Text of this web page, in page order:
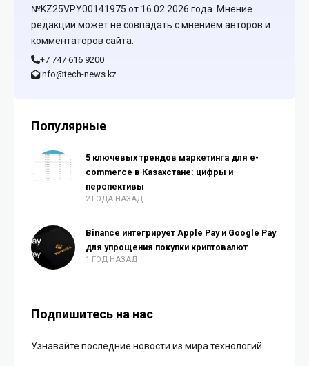
№KZ25VPY00141975 от 16.02.2026 года. Мнение
редакции может не совпадать с мнением авторов и
комментаторов сайта.
+7 747 616 9200
info@tech-news.kz
Популярные
5 ключевых трендов маркетинга для e-
commerce в Казахстане: цифры и
перспективы
2 ГОДА НАЗАД
Binance интегрирует Apple Pay и Google Pay
для упрощения покупки криптовалют
1 ГОД НАЗАД
Подпишитесь на нас
Узнавайте последние новости из мира технологий